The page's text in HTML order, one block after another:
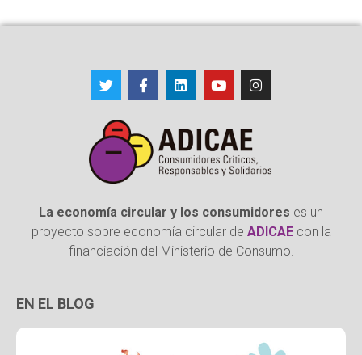
La economía circular y los consumidores es un
proyecto sobre economía circular de ADICAEcon la
financiación del Ministerio de Consumo.
EN EL BLOG